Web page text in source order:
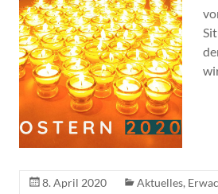
8. April 2020 Aktuelles,